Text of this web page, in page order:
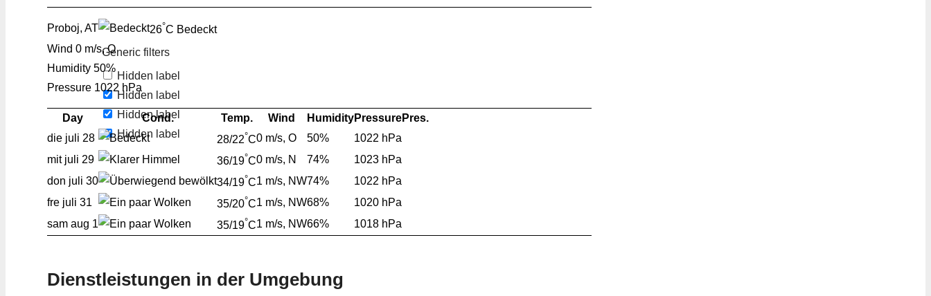
Generic filters
Hidden label
Hidden label
Hidden label
Hidden label
Proboj, AT 26°C Bedeckt
Wind 0 m/s, O
Humidity 50%
Pressure 1022 hPa
Day Cond. Temp. Wind HumidityPressurePres.
die juli 28 28/22°C0 m/s, O 50%
1022 hPa
mit juli 29 36/19°C0 m/s, N 74%
1023 hPa
don juli 30 34/19°C1 m/s, NW74%
1022 hPa
fre juli 31 35/20°C1 m/s, NW68%
1020 hPa
sam aug 1 35/19°C1 m/s, NW66% 1018 hPa
Dienstleistungen in der Umgebung